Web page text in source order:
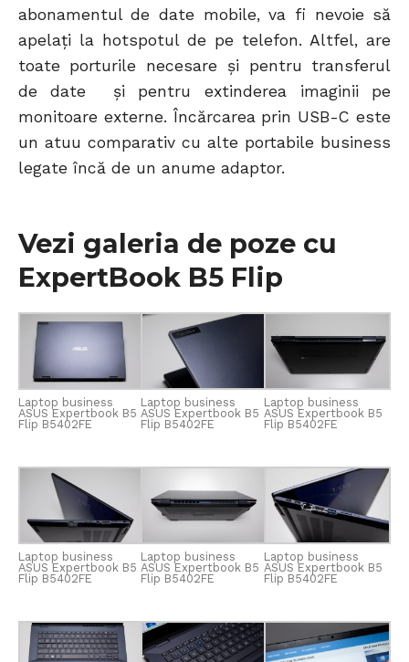
abonamentul de date mobile, va fi nevoie să
apelați la hotspotul de pe telefon. Altfel, are
toate porturile necesare și pentru transferul
de date și pentru extinderea imaginii pe
monitoare externe. Încărcarea prin USB-C este
un atuu comparativ cu alte portabile business
legate încă de un anume adaptor.
Vezi galeria de poze cu
ExpertBook B5 Flip
Laptop business
ASUS Expertbook B5
Flip B5402FE
Laptop business
ASUS Expertbook B5
Flip B5402FE
Laptop business
ASUS Expertbook B5
Flip B5402FE
Laptop business
ASUS Expertbook B5
Flip B5402FE
Laptop business
ASUS Expertbook B5
Flip B5402FE
Laptop business
ASUS Expertbook B5
Flip B5402FE